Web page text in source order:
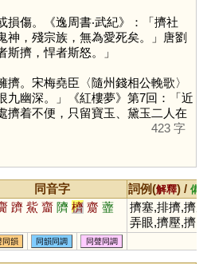
損傷。《逸周書‧武紀》：「擠社
神，殘宗族，無為愛死矣。」唐劉
擠，悍者斯怒。」
擠。宋梅堯臣〈隨州錢相公輓歌〉
九幽深。」《紅樓夢》第7回：「近
擠着不便，只留寶玉、黛玉二人在
423 字
同音字 詞例(解釋) / 備
躋 鮆 齏 隮 櫅 齌 虀
擠塞,排擠,擠眉
弄眼,擠壓,擠
迫,擠擁,擠兌,
擠奶
同韻 同韻同調 同聲同調